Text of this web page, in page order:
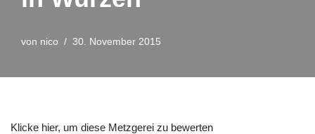
von nico 30. November 2015
Klicke hier, um diese Metzgerei zu bewerten